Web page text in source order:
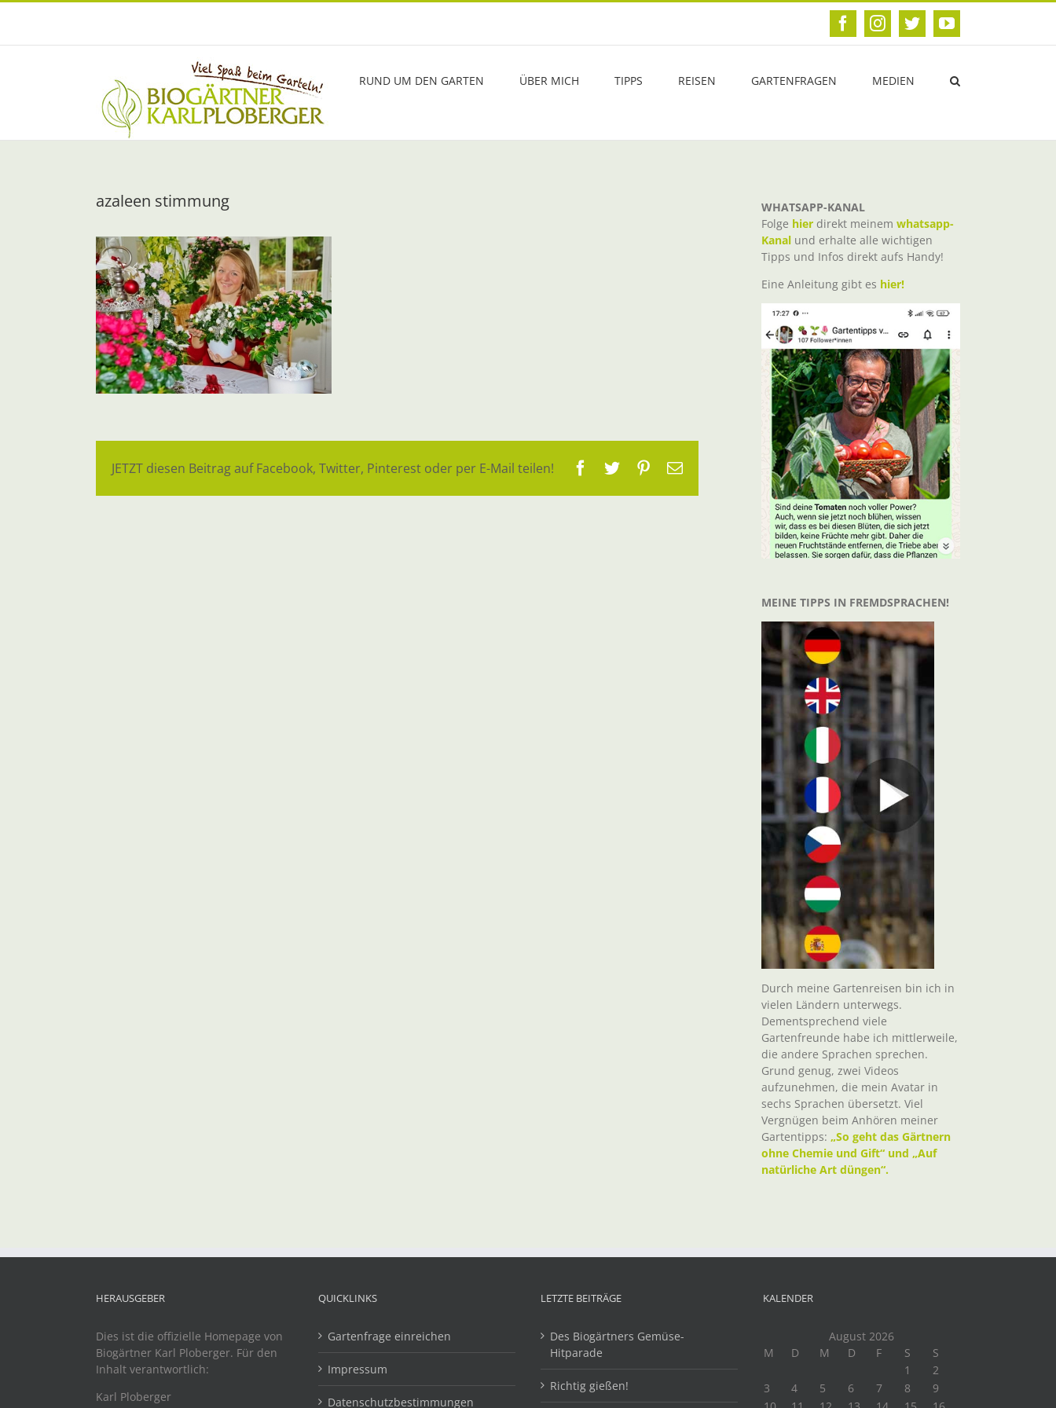
Zum
FacebookInstagram
TwitterYouTube
RUND UM DEN GARTEN ÜBER MICH TIPPS REISEN GARTENFRAGEN MEDIEN
azaleen stimmung
JETZT diesen Beitrag auf Facebook, Twitter, Pinterest oder per E-Mail teilen! Facebook
TwitterPinterest
E-
WHATSAPP-KANAL
Folge hier direkt meinem whatsapp-
Kanal und erhalte alle wichtigen
Tipps und Infos direkt aufs Handy!
Eine Anleitung gibt es hier!
MEINE TIPPS IN FREMDSPRACHEN!
Durch meine Gartenreisen bin ich in
vielen Ländern unterwegs.
Dementsprechend viele
Gartenfreunde habe ich mittlerweile,
die andere Sprachen sprechen.
Grund genug, zwei Videos
aufzunehmen, die mein Avatar in
sechs Sprachen übersetzt. Viel
Vergnügen beim Anhören meiner
Gartentipps: „So geht das Gärtnern
ohne Chemie und Gift“ und „Auf
natürliche Art düngen“.
HERAUSGEBER
Dies ist die offizielle Homepage von
Biogärtner Karl Ploberger. Für den
Inhalt verantwortlich:
Karl Ploberger
QUICKLINKS
Gartenfrage einreichen
Impressum
Datenschutzbestimmungen
LETZTE BEITRÄGE
Des Biogärtners Gemüse-
Hitparade
Richtig gießen!
KALENDER
August 2026
M
D M D F S
S
1
2
3
4 5 6 7 8
9